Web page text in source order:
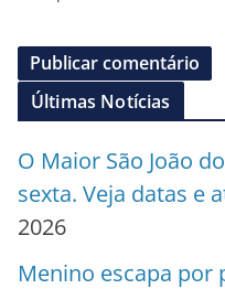
Últimas Notícias
O Maior São João
sexta. Veja datas e
2026
Menino escapa por